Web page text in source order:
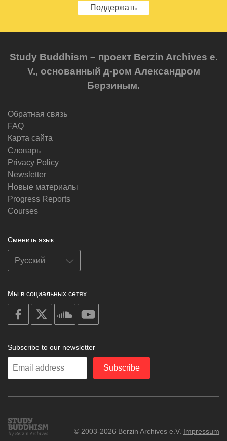
Поддержать
Study Buddhism – проект Berzin Archives e.
V., основанный д-ром Александром
Берзиным.
Обратная связь
FAQ
Карта сайта
Словарь
Privacy Policy
Newsletter
Новые материалы
Progress Reports
Courses
Сменить язык
Мы в социальных сетях
on
facebook
soundcloud
Subscribe to our newsletter
Enter
Subscribe
Study
Buddhism
© 2003-2026 Berzin Archives e.V. Impressum